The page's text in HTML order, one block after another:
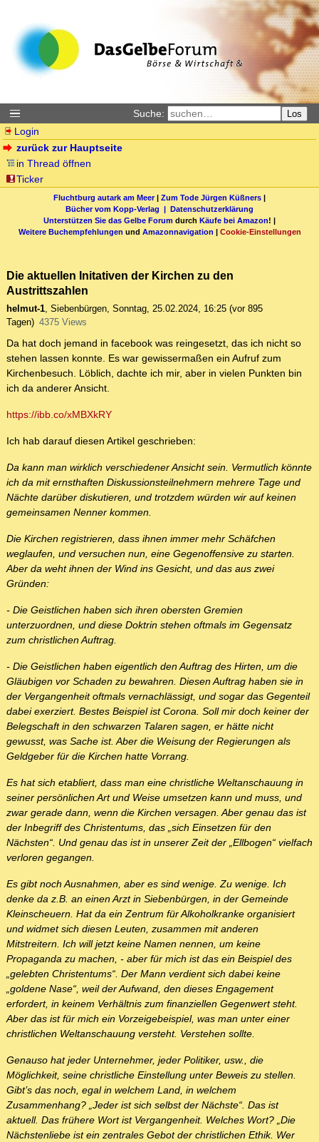
Suche: Los
Login
zurück zur Hauptseite
in Thread öffnen
Ticker
Fluchtburg autark am Meer| Zum Tode Jürgen Küßners |
Bücher vom Kopp-Verlag | Datenschutzerklärung
Unterstützen Sie das Gelbe Forum durch Käufe bei Amazon! |
Weitere Buchempfehlungen und Amazonnavigation | Cookie-Einstellungen
Die aktuellen Initativen der Kirchen zu den
Austrittszahlen
helmut-1, Siebenbürgen, Sonntag, 25.02.2024, 16:25 (vor 895
Tagen) 4375 Views
Da hat doch jemand in facebook was reingesetzt, das ich nicht so
stehen lassen konnte. Es war gewissermaßen ein Aufruf zum
Kirchenbesuch. Löblich, dachte ich mir, aber in vielen Punkten bin
ich da anderer Ansicht.
https://ibb.co/xMBXkRY
Ich hab darauf diesen Artikel geschrieben:
Da kann man wirklich verschiedener Ansicht sein. Vermutlich könnte
ich da mit ernsthaften Diskussionsteilnehmern mehrere Tage und
Nächte darüber diskutieren, und trotzdem würden wir auf keinen
gemeinsamen Nenner kommen.
Die Kirchen registrieren, dass ihnen immer mehr Schäfchen
weglaufen, und versuchen nun, eine Gegenoffensive zu starten.
Aber da weht ihnen der Wind ins Gesicht, und das aus zwei
Gründen:
- Die Geistlichen haben sich ihren obersten Gremien
unterzuordnen, und diese Doktrin stehen oftmals im Gegensatz
zum christlichen Auftrag.
- Die Geistlichen haben eigentlich den Auftrag des Hirten, um die
Gläubigen vor Schaden zu bewahren. Diesen Auftrag haben sie in
der Vergangenheit oftmals vernachlässigt, und sogar das Gegenteil
dabei exerziert. Bestes Beispiel ist Corona. Soll mir doch keiner der
Belegschaft in den schwarzen Talaren sagen, er hätte nicht
gewusst, was Sache ist. Aber die Weisung der Regierungen als
Geldgeber für die Kirchen hatte Vorrang.
Es hat sich etabliert, dass man eine christliche Weltanschauung in
seiner persönlichen Art und Weise umsetzen kann und muss, und
zwar gerade dann, wenn die Kirchen versagen. Aber genau das ist
der Inbegriff des Christentums, das „sich Einsetzen für den
Nächsten“. Und genau das ist in unserer Zeit der „Ellbogen“ vielfach
verloren gegangen.
Es gibt noch Ausnahmen, aber es sind wenige. Zu wenige. Ich
denke da z.B. an einen Arzt in Siebenbürgen, in der Gemeinde
Kleinscheuern. Hat da ein Zentrum für Alkoholkranke organisiert
und widmet sich diesen Leuten, zusammen mit anderen
Mitstreitern. Ich will jetzt keine Namen nennen, um keine
Propaganda zu machen, - aber für mich ist das ein Beispiel des
„gelebten Christentums“. Der Mann verdient sich dabei keine
„goldene Nase“, weil der Aufwand, den dieses Engagement
erfordert, in keinem Verhältnis zum finanziellen Gegenwert steht.
Aber das ist für mich ein Vorzeigebeispiel, was man unter einer
christlichen Weltanschauung versteht. Verstehen sollte.
Genauso hat jeder Unternehmer, jeder Politiker, usw., die
Möglichkeit, seine christliche Einstellung unter Beweis zu stellen.
Gibt’s das noch, egal in welchem Land, in welchem
Zusammenhang? „Jeder ist sich selbst der Nächste“. Das ist
aktuell. Das frühere Wort ist Vergangenheit. Welches Wort? „Die
Nächstenliebe ist ein zentrales Gebot der christlichen Ethik. Wer